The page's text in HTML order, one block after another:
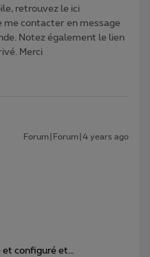
retrouvez le ici
contacter en message
Notez également le lien
Merci
Forum|Forum|4 years ago
et configuré et…